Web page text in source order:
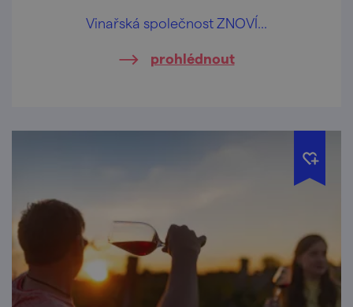
Vinařská společnost ZNOVÍ...
prohlédnout